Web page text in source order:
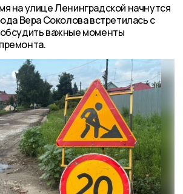
на улице Ленинградской начнутся
Вера Соколова встретилась с
важные моменты